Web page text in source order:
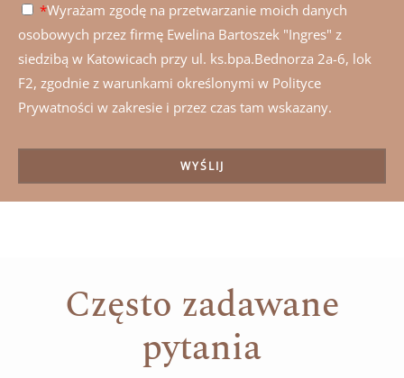
*Wyrażam zgodę na przetwarzanie moich danych
osobowych przez firmę Ewelina Bartoszek "Ingres" z
siedzibą w Katowicach przy ul. ks.bpa.Bednorza 2a-6, lok
F2, zgodnie z warunkami określonymi w Polityce
Prywatności w zakresie i przez czas tam wskazany.
Często zadawane
pytania